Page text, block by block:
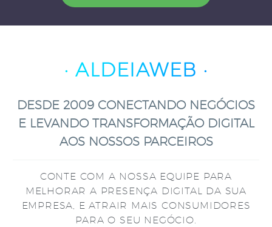
· ALDEIAWEB ·
DESDE 2009 CONECTANDO NEGÓCIOS
E LEVANDO TRANSFORMAÇÃO DIGITAL
AOS NOSSOS PARCEIROS
CONTE COM A NOSSA EQUIPE PARA
MELHORAR A PRESENÇA DIGITAL DA SUA
EMPRESA, E ATRAIR MAIS CONSUMIDORES
PARA O SEU NEGÓCIO.